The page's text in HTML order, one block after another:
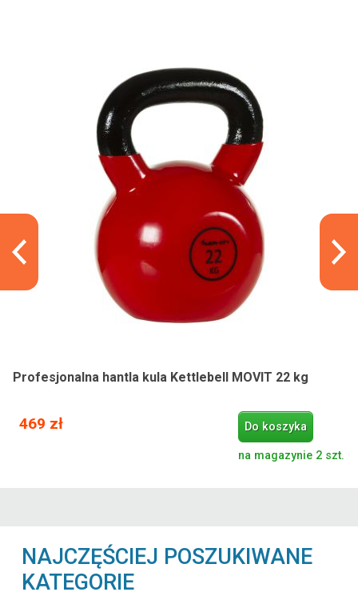
Profesjonalna hantla kula Kettlebell MOVIT 22 kg
469 zł Do koszyka
na magazynie 2 szt.
NAJCZĘŚCIEJ POSZUKIWANE
KATEGORIE